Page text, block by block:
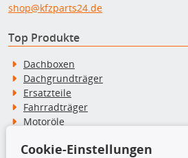
shop@kfzparts24.de
Top Produkte
Dachboxen
Dachgrundträger
Ersatzteile
Fahrradträger
Motoröle
Schneeketten
Cookie-Einstellungen